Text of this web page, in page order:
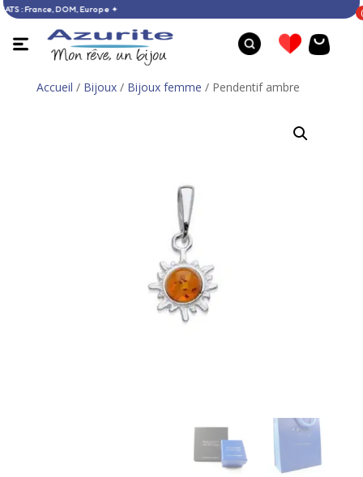
: France, DOM, Europe ✦
Accueil / Bijoux/ Bijoux femme / Pendentif ambre